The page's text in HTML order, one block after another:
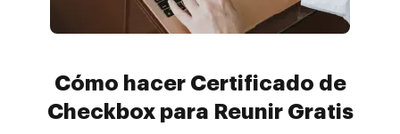
Cómo hacer Certificado de
Checkbox para Reunir Gratis